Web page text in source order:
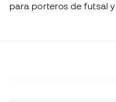
para porteros de futsal